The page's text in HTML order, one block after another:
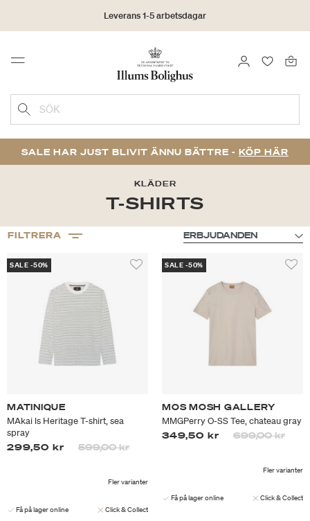
Leverans 1-5 arbetsdagar
Click & Collect | Beställ online - hämta i butiken
30 dagars returrätt
Menu LOGGA IN
SÖK
SALE HAR JUST BLIVIT ÄNNU BÄTTRE - KÖP HÄR
KLÄDER
T-SHIRTS
FILTRERA
SALE -50%
MATINIQUE
MAkai ls Heritage T-shirt, sea
spray
299,50 kr
Priset är nedsatt från
599,00 krtill
Fler varianter
Få på lager online Click & Collect
SALE -50%
MOS MOSH GALLERY
MMGPerry O-SS Tee, chateau gray
349,50 kr
Priset är
699,00 krtill
Fler varianter
Få på lager online Click & Collect